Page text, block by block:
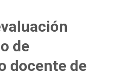
de
docente de